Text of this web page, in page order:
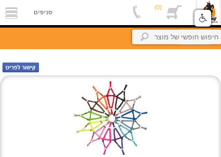
סניפים
אודות
אלפון
קשר
(0)
סניפים
חזרה